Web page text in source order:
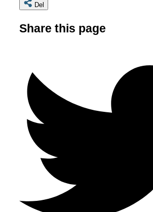
Del
Share this page